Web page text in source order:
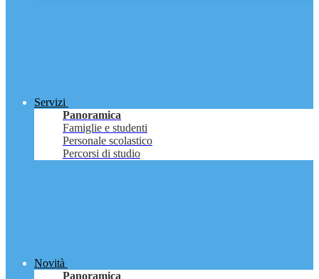
Servizi
Panoramica
Famiglie e studenti
Personale scolastico
Percorsi di studio
Novità
Panoramica